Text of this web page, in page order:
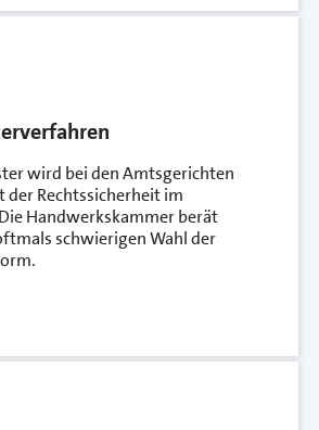
wird bei den Amtsgerichten
Rechtssicherheit im
Handwerkskammer berät
schwierigen Wahl der